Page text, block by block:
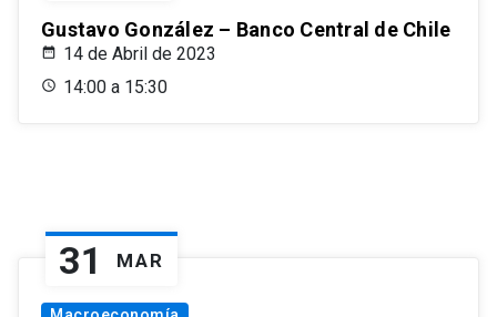
Gustavo González – Banco Central de Chile
14 de Abril de 2023
14:00 a 15:30
31 MAR